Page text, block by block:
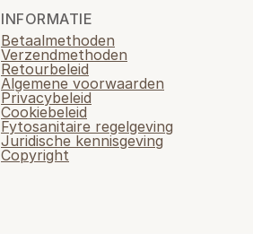
INFORMATIE
Betaalmethoden
Verzendmethoden
Retourbeleid
Algemene voorwaarden
Privacybeleid
Cookiebeleid
Fytosanitaire regelgeving
Juridische kennisgeving
Copyright